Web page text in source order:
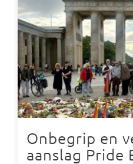
Onbegrip en
aanslag Pride